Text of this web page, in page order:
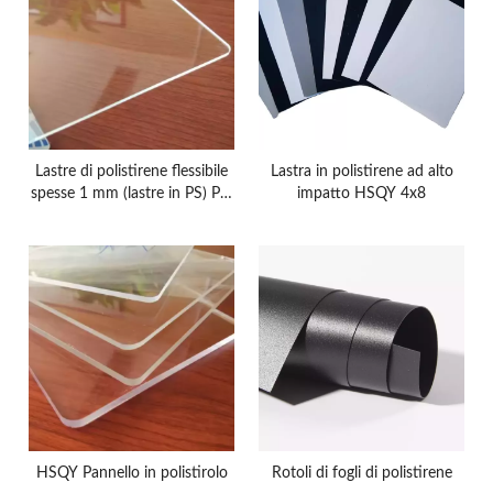
Lastre di polistirene flessibile
spesse 1 mm (lastre in PS) PS,
Lastra in polistirene ad alto
impatto HSQY 4x8
HSQY Pannello in polistirolo
Rotoli di fogli di polistirene